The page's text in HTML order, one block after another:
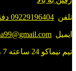
تلفن 09229196404 دفتر تهران:91690193_021
ایمیل
تیم نیماکو 24 ساعته 7 روز هفته پاسخگوی شماست.